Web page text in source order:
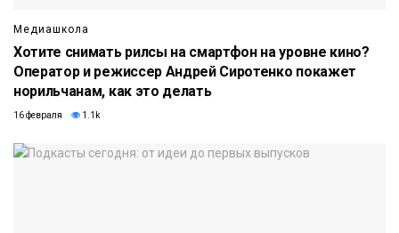
Медиашкола
Хотите снимать рилсы на смартфон на уровне кино?
Оператор и режиссер Андрей Сиротенко покажет
норильчанам, как это делать
16 февраля 1.1k